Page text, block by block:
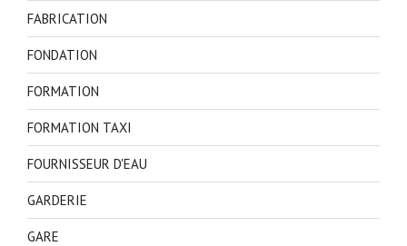
FABRICATION
FONDATION
FORMATION
FORMATION TAXI
FOURNISSEUR D'EAU
GARDERIE
GARE